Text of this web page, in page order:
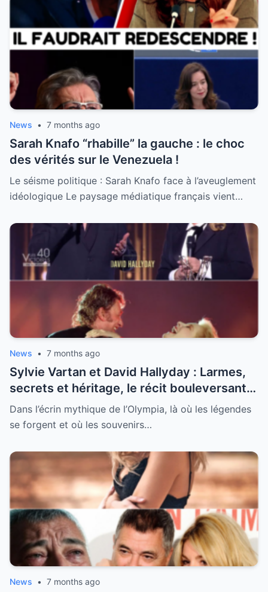
News • 7 months ago
Sarah Knafo “rhabille” la gauche : le choc
des vérités sur le Venezuela !
Le séisme politique : Sarah Knafo face à l’aveuglement
idéologique Le paysage médiatique français vient…
News • 7 months ago
Sylvie Vartan et David Hallyday : Larmes,
secrets et héritage, le récit bouleversant
d’un hommage historique à Johnny à
l’Olympia
Dans l’écrin mythique de l’Olympia, là où les légendes
se forgent et où les souvenirs…
News • 7 months ago